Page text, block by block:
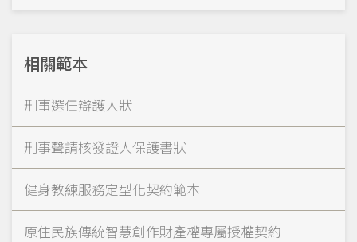
相關範本
刑事選任辯護人狀
刑事聲請核發證人保護書狀
健身教練服務定型化契約範本
原住民族傳統智慧創作財產權專屬授權契約